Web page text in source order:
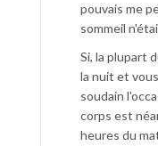
pouvais me
sommeil
Si, la plupart
la nuit et
soudain
corps est
heures du